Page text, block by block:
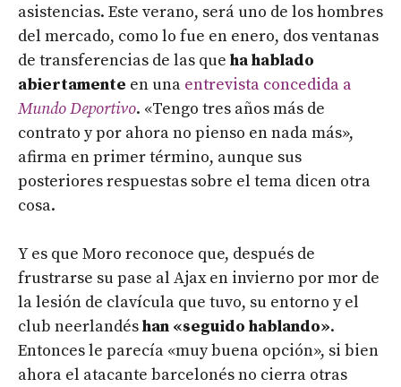
asistencias. Este verano, será uno de los hombres
del mercado, como lo fue en enero, dos ventanas
de transferencias de las que ha hablado
abiertamente en una entrevista concedida a
Mundo Deportivo. «Tengo tres años más de
contrato y por ahora no pienso en nada más»,
afirma en primer término, aunque sus
posteriores respuestas sobre el tema dicen otra
cosa.
Y es que Moro reconoce que, después de
frustrarse su pase al Ajax en invierno por mor de
la lesión de clavícula que tuvo, su entorno y el
club neerlandéshan «seguido hablando».
Entonces le parecía «muy buena opción», si bien
ahora el atacante barcelonés no cierra otras